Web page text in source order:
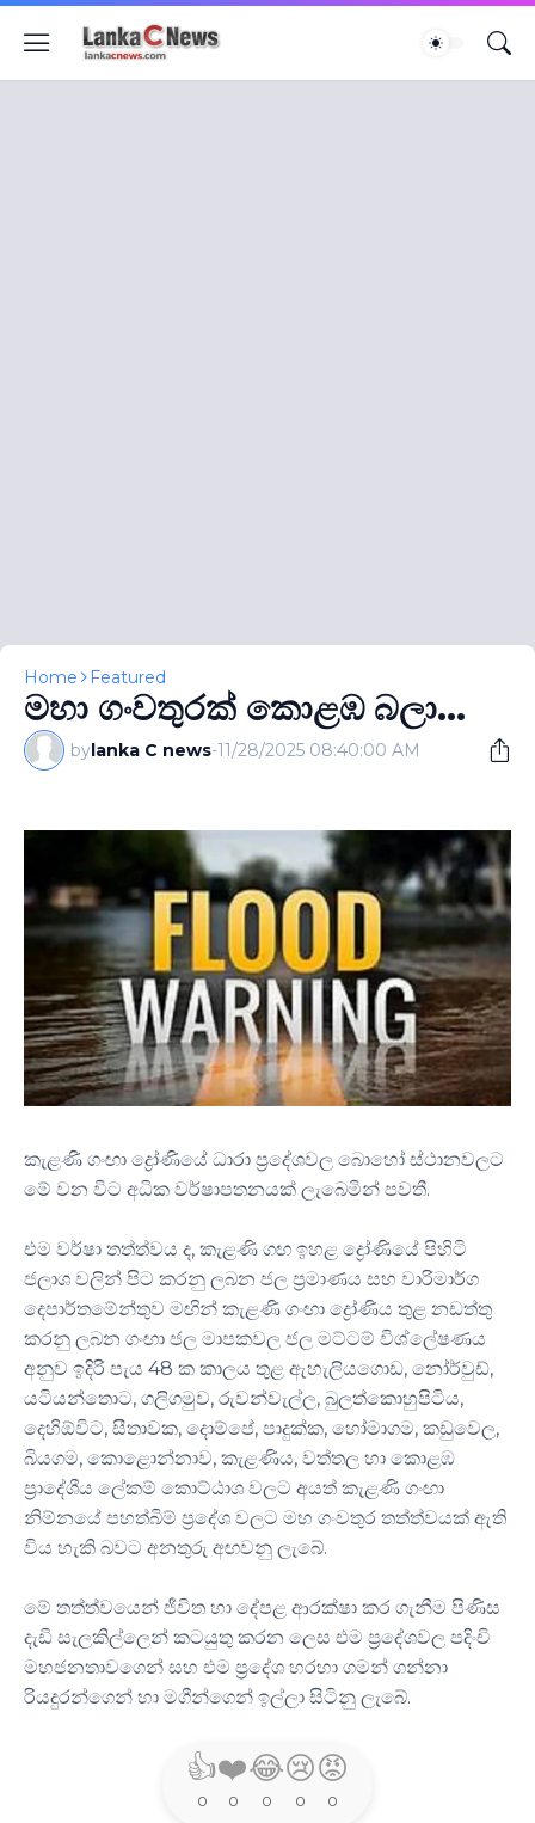
Home Featured
මහා ගංවතුරක් කොළඹ බලා...
bylanka C news-11/28/2025 08:40:00 AM
කැළණි ගංඟා ද්‍රෝණියේ ධාරා ප්‍රදේශවල බොහෝ ස්ථානවලට
මේ වන විට අධික වර්ෂාපතනයක් ලැබෙමින් පවතී.
එම වර්ෂා තත්ත්වය ද, කැළණි ගඟ ඉහළ ද්‍රෝණියේ පිහිටි
ජලාශ වලින් පිට කරනු ලබන ජල ප්‍රමාණය සහ වාරිමාර්ග
දෙපාර්තමේන්තුව මඟින් කැළණි ගංඟා ද්‍රෝණිය තුළ නඩත්තු
කරනු ලබන ගංඟා ජල මාපකවල ජල මට්ටම් විශ්ලේෂණය
අනුව ඉදිරි පැය 48 ක කාලය තුළ ඇහැලියගොඩ, නෝර්වුඩ්,
යටියන්තොට, ගලිගමුව, රුවන්වැල්ල, බුලත්කොහුපිටිය,
දෙහිඕවිට, සීතාවක, දොම්පේ, පාදුක්ක, හෝමාගම, කඩුවෙල,
බියගම, කොළොන්නාව, කැළණිය, වත්තල හා කොළඹ
ප්‍රාදේශීය ලේකම් කොට්ඨාශ වලට අයත් කැළණි ගංඟා
නිම්නයේ පහත්බිම් ප්‍රදේශ වලට මහ ගංවතුර තත්ත්වයක් ඇති
විය හැකි බවට අනතුරු අඟවනු ලැබේ.
මේ තත්ත්වයෙන් ජීවිත හා දේපළ ආරක්ෂා කර ගැනීම පිණිස
දැඩි සැලකිල්ලෙන් කටයුතු කරන ලෙස එම ප්‍රදේශවල පදිංචි
මහජනතාවගෙන් සහ එම ප්‍රදේශ හරහා ගමන් ගන්නා
රියදුරන්ගෙන් හා මගීන්ගෙන් ඉල්ලා සිටිනු ලැබේ.
👍
0
❤️
0
😂
0
😢
0
😡
0